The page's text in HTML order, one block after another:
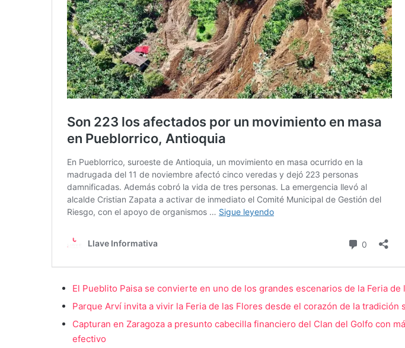
El Pueblito Paisa se convierte en uno de los grandes escenarios de la Feria de
Parque Arví invita a vivir la Feria de las Flores desde el corazón de la tradición
Capturan en Zaragoza a presunto cabecilla financiero del Clan del Golfo con
efectivo